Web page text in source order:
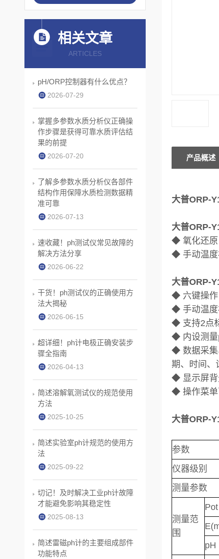
产品概述
大普ORP-
大普ORP-
◆ 氧化还原
◆ 手动温
大普ORP-
◆ 六键操作
◆ 手动温度
◆ 支持2点
◆ 内设测量
◆ 数据采集
期、时间、
◆ 显示屏背
◆ 操作菜单
大普ORP-
参数
仪器级别
测量参数
测量范
围
Pot
pH
相关文章
ARTICLES
pH/ORP控制器有什么优点？
2026-07-29
掌握多参数水质分析仪正确操
作步骤是获得可靠水质评估结
果的前提
2026-07-20
了解多参数水质分析仪各部件
结构作用保障水质检测数据精
准可靠
2026-07-13
速收藏！ph测试仪常见故障的
解决方法分享
2026-06-22
干货！ph测试仪的正确使用方
法大揭秘
2026-06-15
超详细！ph计电极正确安装步
骤全指南
2026-04-13
简述溶解氧测试仪的规范使用
方法
2025-10-25
简述实验室ph计规范的使用方
法
2025-09-22
切记！及时解决工业ph计故障
才能避免影响其稳定性
2025-08-13
简述雷磁ph计的主要组成部件
功能特点